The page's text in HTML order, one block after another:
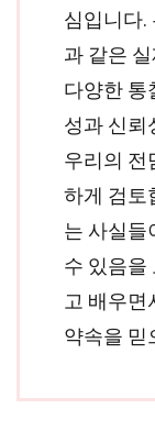
심입니다.
과 같은
다양한 통
성과 신뢰
우리의 전
하게 검토
는 사실들
수 있음을
고 배우면
약속을 믿